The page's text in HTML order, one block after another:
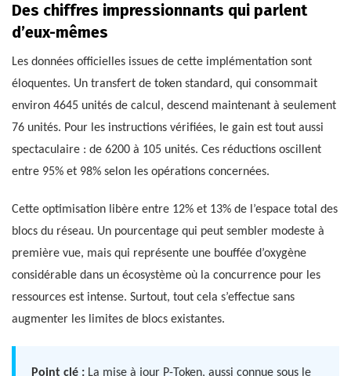
Des chiffres impressionnants qui parlent
d’eux-mêmes
Les données officielles issues de cette implémentation sont
éloquentes. Un transfert de token standard, qui consommait
environ 4645 unités de calcul, descend maintenant à seulement
76 unités. Pour les instructions vérifiées, le gain est tout aussi
spectaculaire : de 6200 à 105 unités. Ces réductions oscillent
entre 95% et 98% selon les opérations concernées.
Cette optimisation libère entre 12% et 13% de l’espace total des
blocs du réseau. Un pourcentage qui peut sembler modeste à
première vue, mais qui représente une bouffée d’oxygène
considérable dans un écosystème où la concurrence pour les
ressources est intense. Surtout, tout cela s’effectue sans
augmenter les limites de blocs existantes.
Point clé : La mise à jour P-Token, aussi connue sous le